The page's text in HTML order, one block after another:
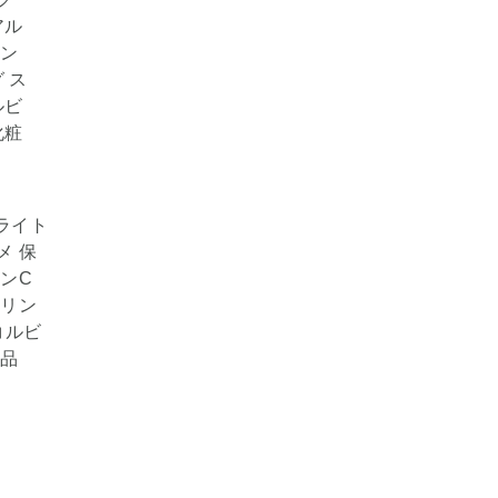
イト
保
C
ン
ルビ